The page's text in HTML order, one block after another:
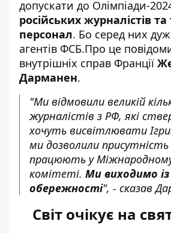
допускати до Олімпіади-
російських журналістів
персонал. Бо серед них
агентів ФСБ.Про це
внутрішніх справ Франції
Дарманен.
"Ми відмовили великій
журналістів з РФ, які
хочуть висвітлювати
ми дозволили присутність
працюють у Міжнародному
комітеті. Ми виходимо
обережності", - сказав
Світ очікує на